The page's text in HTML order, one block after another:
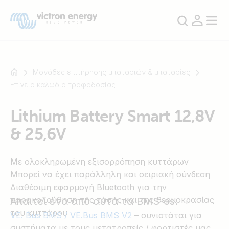
παράδειγμα
SmartSolar
Orion
SmartShunt
Μονάδες επιτήρησης μπαταριών & μπαταρίες
Επίγειο καλώδιο τροφοδοσίας
Lithium Battery Smart 12,8V
& 25,6V
Με ολοκληρωμένη εξισορρόπηση κυττάρων
Μπορεί να έχει παράλληλη και σειριακή σύνδεση
Διαθέσιμη εφαρμογή Bluetooth για την
παρακολούθηση της τάσης και της θερμοκρασίας
του κυττάρου
Απαιτεί ένα από αυτά τα BMS-es:
VE. Bus BMS / VE.Bus BMS V2 – συνιστάται για